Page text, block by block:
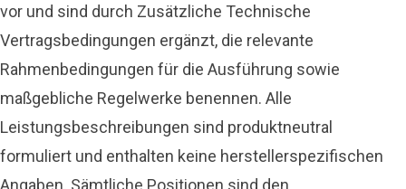
vor und sind durch Zusätzliche Technische
Vertragsbedingungen ergänzt, die relevante
Rahmenbedingungen für die Ausführung sowie
maßgebliche Regelwerke benennen. Alle
Leistungsbeschreibungen sind produktneutral
formuliert und enthalten keine herstellerspezifischen
Angaben. Sämtliche Positionen sind den